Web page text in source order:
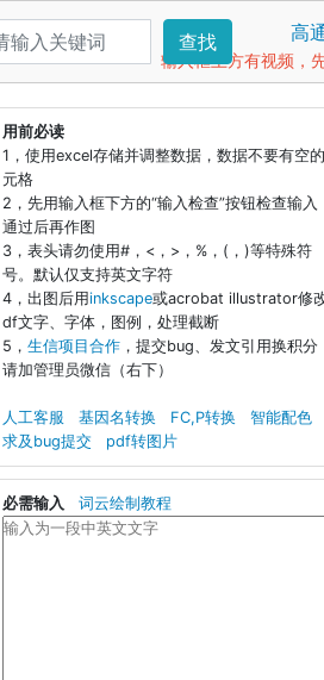
查找 高
输入框上方有视频，
用前必读
1，使用excel存储并调整数据，数据不要有空
元格
2，先用输入框下方的“输入检查”按钮检查输入
通过后再作图
3，表头请勿使用#，<，>，%，(，)等特殊符
号。默认仅支持英文字符
4，出图后用inkscape或acrobat illustrator修
df文字、字体，图例，处理截断
5， 生信项目合作 ，提交bug、发文引用换积分
请加管理员微信（右下）
人工客服 基因名转换 FC,P转换
智能配色
求及bug提交
pdf转图片
必需输入 词云绘制教程